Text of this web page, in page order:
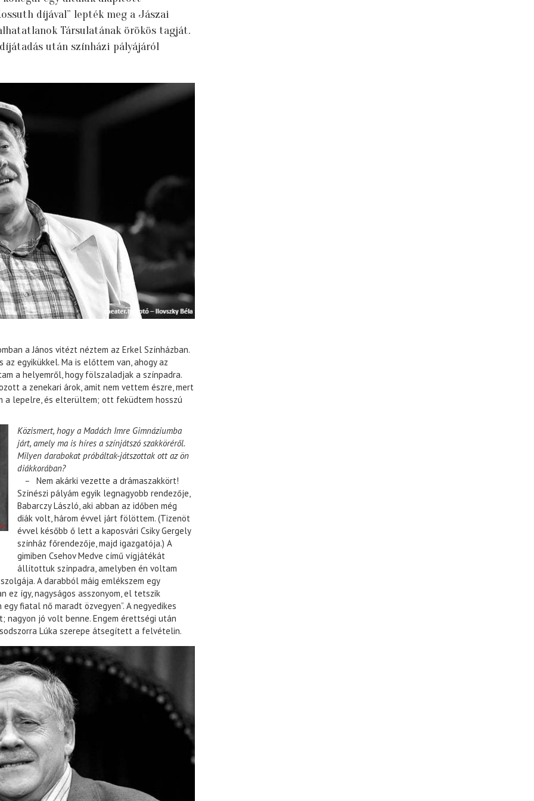
díjával” lepték meg a Jászai
Társulatának örökös tagját.
után színházi pályájáról
a János vitézt néztem az Erkel Színházban.
egyikükkel. Ma is előttem van, ahogy az
a helyemről, hogy fölszaladjak a színpadra.
a zenekari árok, amit nem vettem észre, mert
a lepelre, és elterültem; ott feküdtem hosszú
Közismert, hogy a Madách Imre Gimnáziumba
járt, amely ma is híres a színjátszó szakköréről.
Milyen darabokat próbáltak-játszottak ott az ön
diákkorában?
– Nem akárki vezette a drámaszakkört!
Színészi pályám egyik legnagyobb rendezője,
Babarczy László, aki abban az időben még
diák volt, három évvel járt fölöttem. (Tizenöt
évvel később ő lett a kaposvári Csiky Gergely
színház főrendezője, majd igazgatója.) A
gimiben Csehov Medve című vígjátékát
állítottuk színpadra, amelyben én voltam
A darabból máig emlékszem egy
ez így, nagyságos asszonyom, el tetszik
fiatal nő maradt özvegyen”. A negyedikes
jó volt benne. Engem érettségi után
Lúka szerepe átsegített a felvételin.